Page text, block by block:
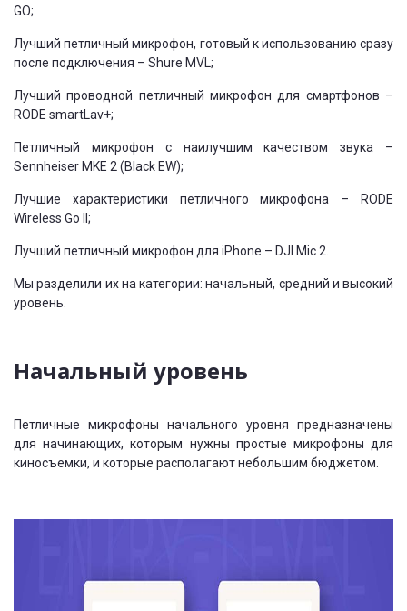
GO;
Лучший петличный микрофон, готовый к использованию сразу
после подключения – Shure MVL;
Лучший проводной петличный микрофон для смартфонов –
RODE smartLav+;
Петличный микрофон с наилучшим качеством звука –
Sennheiser MKE 2 (Black EW);
Лучшие характеристики петличного микрофона – RODE
Wireless Go II;
Лучший петличный микрофон для iPhone – DJI Mic 2.
Мы разделили их на категории: начальный, средний и высокий
уровень.
Начальный уровень
Петличные микрофоны начального уровня предназначены
для начинающих, которым нужны простые микрофоны для
киносъемки, и которые располагают небольшим бюджетом.